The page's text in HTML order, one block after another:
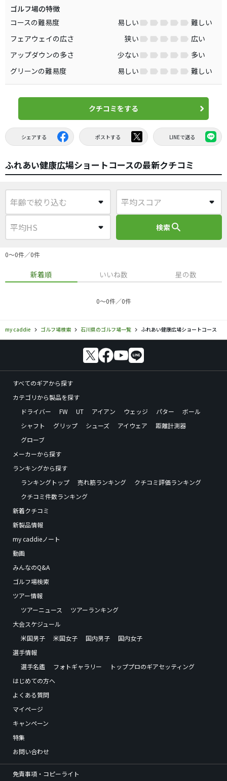
ゴルフ場の特徴
コースの難易度
易しい
難しい
フェアウェイの広さ
狭い
広い
アップダウンの多さ
少ない
多い
グリーンの難易度
易しい 難しい
クチコミをする
シェアする ポストする LINEで送る
ふれあい健康広場ショートコースの最新クチコミ
検索search
0〜0件／0件
新着順 いいね数 星の数
0〜0件／0件
my caddie ゴルフ場検索 石川県のゴルフ場一覧 ふれあい健康広場ショートコース
すべてのギアから探す
カテゴリから製品を探す
ドライバー
FW UT アイアン ウェッジ パター
ボール
シャフト
グリップ シューズ アイウェア
距離計測器
グローブ
メーカーから探す
ランキングから探す
ランキングトップ
売れ筋ランキング
クチコミ評価ランキング
クチコミ件数ランキング
新着クチコミ
新製品情報
my caddieノート
動画
みんなのQ&A
ゴルフ場検索
ツアー情報
ツアーニュース
ツアーランキング
大会スケジュール
米国男子
米国女子 国内男子
国内女子
選手情報
選手名鑑
フォトギャラリー
トッププロのギアセッティング
はじめての方へ
よくある質問
マイページ
キャンペーン
特集
お問い合わせ
免責事項・コピーライト